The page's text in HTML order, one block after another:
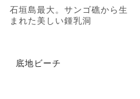
石垣島最大。サンゴ礁から生
まれた美しい鍾乳洞
底地ビーチ